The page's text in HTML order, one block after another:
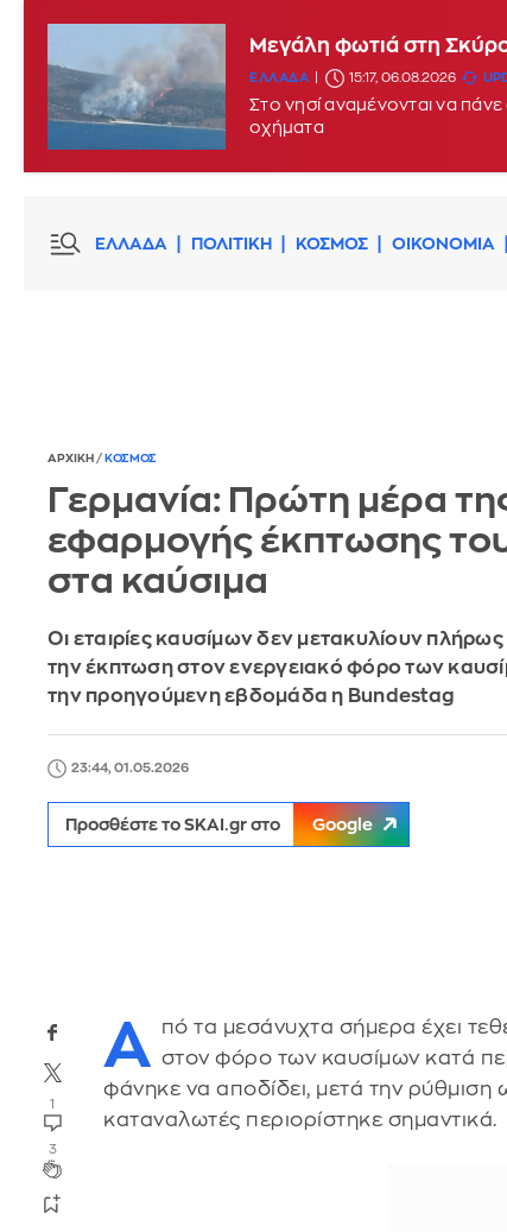
Μεγάλη φωτιά στη
ΕΛΛΑΔΑ 15:17, 06.08.2026
Στο νησί αναμένονται να
οχήματα
ΕΛΛΑΔΑ ΠΟΛΙΤΙΚΗ ΚΟΣΜΟΣ ΟΙΚΟΝΟΜΙΑ
ΑΡΧΙΚΗ / ΚΟΣΜΟΣ
Γερμανία: Πρώτη μέρα
εφαρμογής έκπτωσης
στα καύσιμα
Οι εταιρίες καυσίμων δεν μετακυλίουν
την έκπτωση στον ενεργειακό φόρο των
την προηγούμενη εβδομάδα η Bundestag
23:44, 01.05.2026
Προσθέστε το SKAI.gr στο Google
1
3
Α πό τα μεσάνυχτα σήμερα έχει
στον φόρο των καυσίμων κατά
φάνηκε να αποδίδει, μετά την ρύθμιση
καταναλωτές περιορίστηκε σημαντικά.